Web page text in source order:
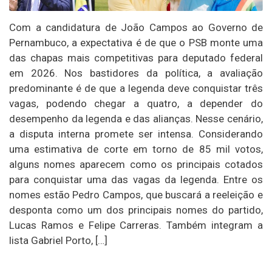
Com a candidatura de João Campos ao Governo de
Pernambuco, a expectativa é de que o PSB monte uma
das chapas mais competitivas para deputado federal
em 2026. Nos bastidores da política, a avaliação
predominante é de que a legenda deve conquistar três
vagas, podendo chegar a quatro, a depender do
desempenho da legenda e das alianças. Nesse cenário,
a disputa interna promete ser intensa. Considerando
uma estimativa de corte em torno de 85 mil votos,
alguns nomes aparecem como os principais cotados
para conquistar uma das vagas da legenda. Entre os
nomes estão Pedro Campos, que buscará a reeleição e
desponta como um dos principais nomes do partido,
Lucas Ramos e Felipe Carreras. Também integram a
lista Gabriel Porto, […]